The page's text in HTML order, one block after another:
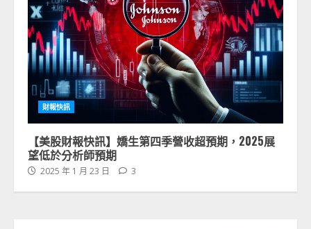
財報快訊
【美股財報快訊】嬌生第四季營收超預期，2025展
望低於分析師預期
2025 年 1 月 23 日 3